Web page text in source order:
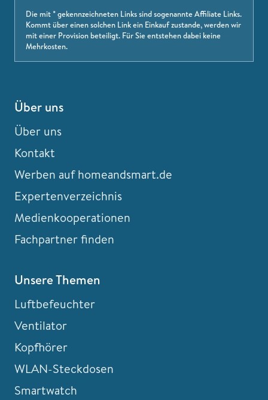
Die mit * gekennzeichneten Links sind sogenannte Affiliate Links.
Kommt über einen solchen Link ein Einkauf zustande, werden wir
mit einer Provision beteiligt. Für Sie entstehen dabei keine
Mehrkosten.
Über uns
Über uns
Kontakt
Werben auf homeandsmart.de
Expertenverzeichnis
Medienkooperationen
Fachpartner finden
Unsere Themen
Luftbefeuchter
Ventilator
Kopfhörer
WLAN-Steckdosen
Smartwatch